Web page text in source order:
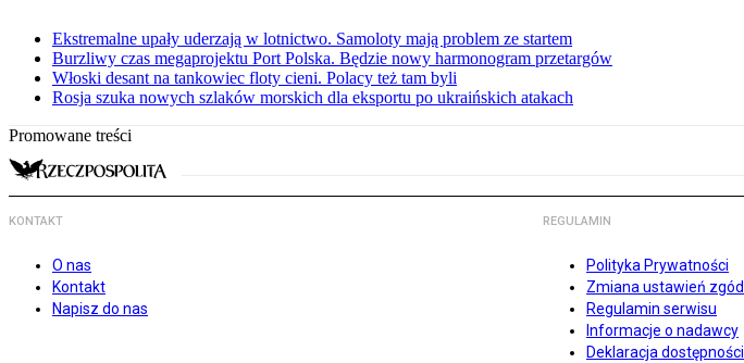
Ekstremalne upały uderzają w lotnictwo. Samoloty mają problem ze startem
Burzliwy czas megaprojektu Port Polska. Będzie nowy harmonogram przetargów
Włoski desant na tankowiec floty cieni. Polacy też tam byli
Rosja szuka nowych szlaków morskich dla eksportu po ukraińskich atakach
Promowane treści
KONTAKT
O nas
Kontakt
Napisz do nas
REGULAMIN
Polityka Prywatności
Zmiana ustawień zgód
Regulamin serwisu
Informacje o nadawcy
Deklaracja dostępności